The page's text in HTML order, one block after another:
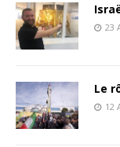
23
Le
12